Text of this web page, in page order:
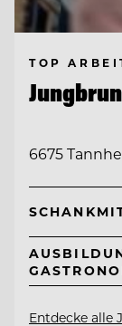
TOP
6675
Entdecke alle